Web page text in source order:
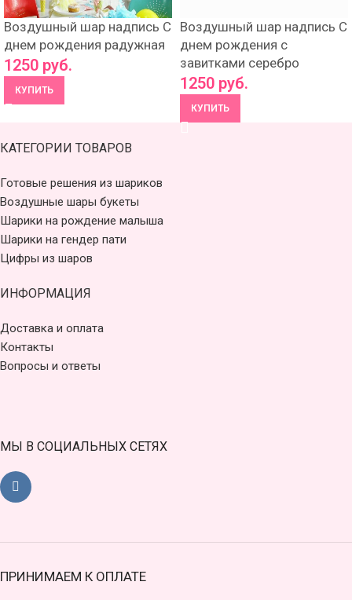
Воздушный шар надпись С
днем рождения радужная
1250 руб.
КУПИТЬ
Воздушный шар надпись С
днем рождения с
завитками серебро
1250 руб.
КУПИТЬ
КАТЕГОРИИ ТОВАРОВ
Готовые решения из шариков
Воздушные шары букеты
Шарики на рождение малыша
Шарики на гендер пати
Цифры из шаров
ИНФОРМАЦИЯ
Доставка и оплата
Контакты
Вопросы и ответы
МЫ В СОЦИАЛЬНЫХ СЕТЯХ
ПРИНИМАЕМ К ОПЛАТЕ